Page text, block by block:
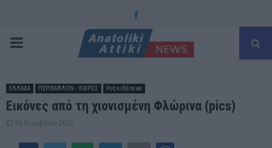
Facebook
PRIMARY
ΕΛΛΑΔΑ ΠΕΡΙΒΑΛΛΟΝ - ΚΑΙΡΟΣ Ροή ειδήσεων
Εικόνες από τη χιονισμένη Φλώρινα (pics)
26 Νοεμβρίου 2023